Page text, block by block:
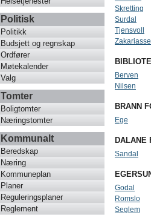
Politisk
Politikk
Budsjett og regnskap
Ordfører
Møtekalender
Valg
Tomter
Boligtomter
Næringstomter
Kommunalt
Beredskap
Næring
Kommuneplan
Planer
Reguleringsplaner
Reglement
Skretting
Surdal
Tjensvoll
Berven
Nilsen
BRANN
Ege
DALANE
Sandal
Godal
Romslo
Seglem